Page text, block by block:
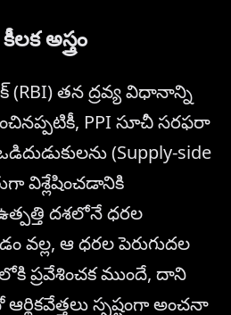
అస్త్రం
తన ద్రవ్య విధానాన్ని
PPI సూచీ సరఫరా
(Supply-side
విశ్లేషించడానికి
దశలోనే ధరల
వల్ల, ఆ ధరల పెరుగుదల
ప్రవేశించక ముందే, దాని
స్పష్టంగా అంచనా